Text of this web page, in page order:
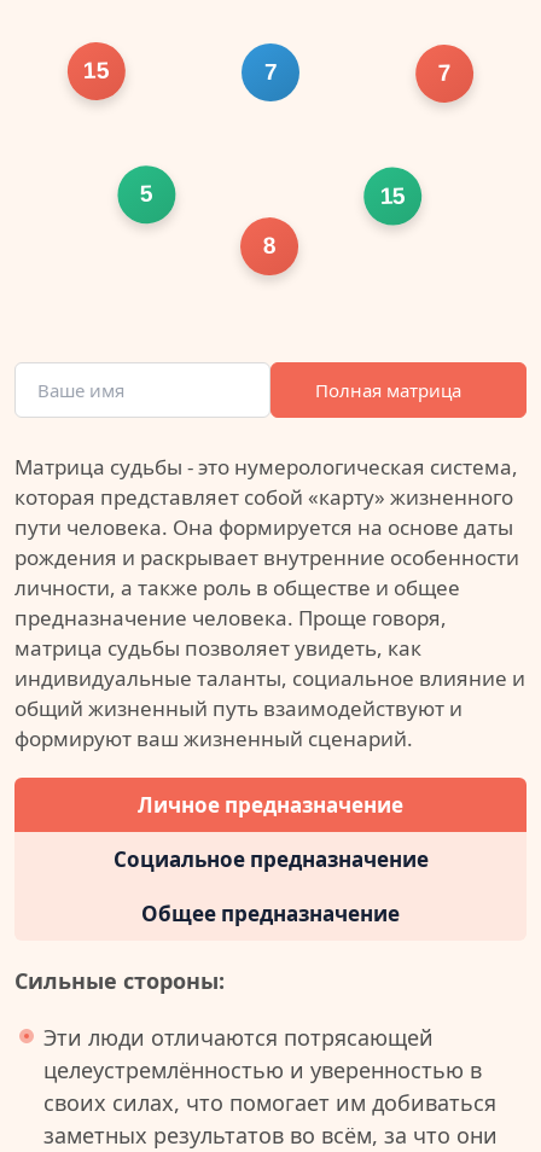
15 7
8
15
5
7
Полная матрица
Матрица судьбы - это нумерологическая система,
которая представляет собой «карту» жизненного
пути человека. Она формируется на основе даты
рождения и раскрывает внутренние особенности
личности, а также роль в обществе и общее
предназначение человека. Проще говоря,
матрица судьбы позволяет увидеть, как
индивидуальные таланты, социальное влияние и
общий жизненный путь взаимодействуют и
формируют ваш жизненный сценарий.
Личное предназначение
Социальное предназначение
Общее предназначение
Сильные стороны:
Эти люди отличаются потрясающей
целеустремлённостью и уверенностью в
своих силах, что помогает им добиваться
заметных результатов во всём, за что они